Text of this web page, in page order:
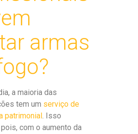
armas
a maioria das
tem um serviço de
patrimonial . Isso
com o aumento da